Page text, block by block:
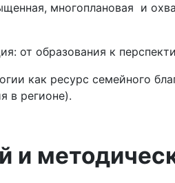
многоплановая и
от образования к
как ресурс семейного
в регионе).
и